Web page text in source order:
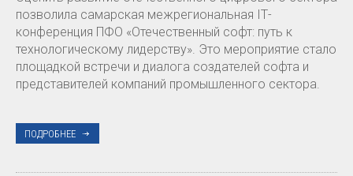
позволила самарская межрегиональная IТ-
конференция ПФО «Отечественный софт: путь к
технологическому лидерству». Это мероприятие стало
площадкой встречи и диалога создателей софта и
представителей компаний промышленного сектора.
ПОДРОБНЕЕ